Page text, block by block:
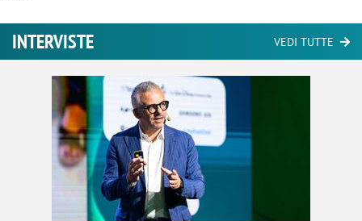
INTERVISTE VEDI TUTTE